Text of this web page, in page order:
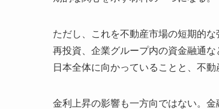
ただし、これを不動産市場の短期的
再投資、企業グループ内の資金融通
日本全体に向かっていることと、不
金利上昇の影響も一方向ではない。